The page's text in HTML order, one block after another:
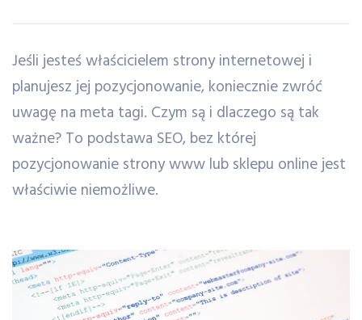
Jeśli jesteś właścicielem strony internetowej i
planujesz jej pozycjonowanie, koniecznie zwróć
uwagę na meta tagi. Czym są i dlaczego są tak
ważne? To podstawa SEO, bez której
pozycjonowanie strony www lub sklepu online jest
właściwie niemożliwe.